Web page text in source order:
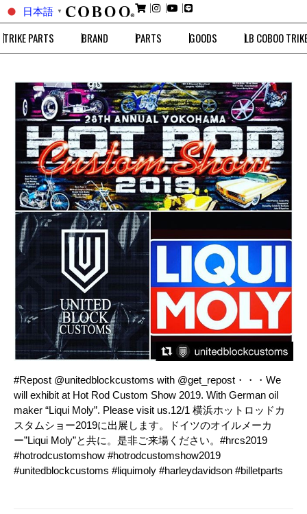
日本語 ▼
TRIKE PARTS BRAND PARTS GOODS LB COBOO
#Repost @unitedblockcustoms with @get_repost・・・We
will exhibit at Hot Rod Custom Show 2019. With German oil
maker “Liqui Moly”. Please visit us.12/1 横浜ホットロッドカ
スタムショー2019に出展します。ドイツのオイルメーカ
ー”Liqui Moly”と共に。是非ご来場ください。#hrcs2019
#hotrodcustomshow #hotrodcustomshow2019
#unitedblockcustoms #liquimoly #harleydavidson #billetparts